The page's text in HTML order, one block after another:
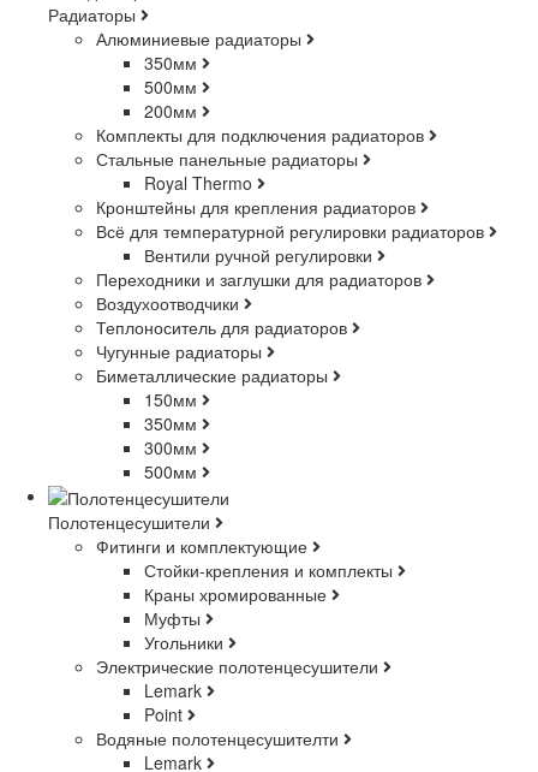
Радиаторы
Алюминиевые радиаторы
350мм
500мм
200мм
Комплекты для подключения радиаторов
Стальные панельные радиаторы
Royal Thermo
Кронштейны для крепления радиаторов
Всё для температурной регулировки радиаторов
Вентили ручной регулировки
Переходники и заглушки для радиаторов
Воздухоотводчики
Теплоноситель для радиаторов
Чугунные радиаторы
Биметаллические радиаторы
150мм
350мм
300мм
500мм
Полотенцесушители
Фитинги и комплектующие
Стойки-крепления и комплекты
Краны хромированные
Муфты
Угольники
Электрические полотенцесушители
Lemark
Point
Водяные полотенцесушителти
Lemark